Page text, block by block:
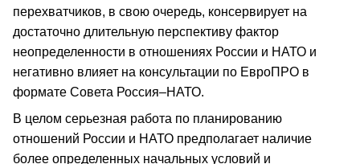
перехватчиков, в свою очередь, консервирует на
достаточно длительную перспективу фактор
неопределенности в отношениях России и НАТО и
негативно влияет на консультации по ЕвроПРО в
формате Совета Россия–НАТО.
В целом серьезная работа по планированию
отношений России и НАТО предполагает наличие
более определенных начальных условий и